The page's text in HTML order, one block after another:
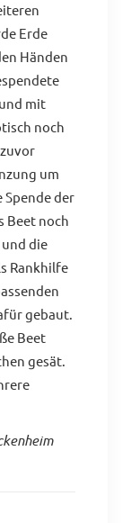
Erde
Händen
mit
noch
um
Spende der
Beet noch
die
Rankhilfe
gebaut.
Beet
gesät.